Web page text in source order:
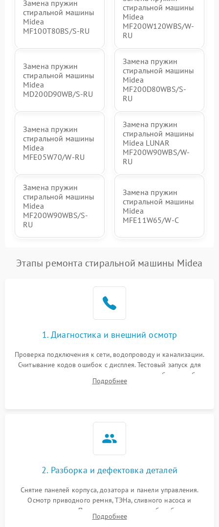
Замена пружин
стиральной машины
Midea
MF100T80BS/S-RU
стиральной машины
Midea
MF200W120WBS/W-
RU
Замена пружин
стиральной машины
Midea
MD200D90WB/S-RU
Замена пружин
стиральной машины
Midea
MF200D80WBS/S-
RU
Замена пружин
стиральной машины
Midea
MFE05W70/W-RU
Замена пружин
стиральной машины
Midea LUNAR
MF200W90WBS/W-
RU
Замена пружин
стиральной машины
Midea
MF200W90WBS/S-
RU
Замена пружин
стиральной машины
Midea
MFE11W65/W-C
Этапы ремонта стиральной машины Midea
1. Диагностика и внешний осмотр
Проверка подключения к сети, водопроводу и канализации.
Считывание кодов ошибок с дисплея. Тестовый запуск для
выявления посторонних шумов, протечек или сбоев в работе
электронного модуля управления.
Подробнее
2. Разборка и дефектовка деталей
Снятие панелей корпуса, дозатора и панели управления.
Осмотр приводного ремня, ТЭНа, сливного насоса и
амортизаторов. Проверка подшипников барабана и
крестовины на износ, а манжеты люка на разрывы.
Подробнее